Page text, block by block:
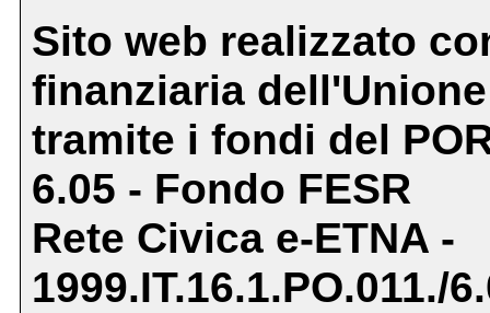
Sito web realizzato
finanziaria
tramite i fondi del
6.05 - Fondo FESR
Rete Civica e-ETNA -
1999.IT.16.1.PO.011./